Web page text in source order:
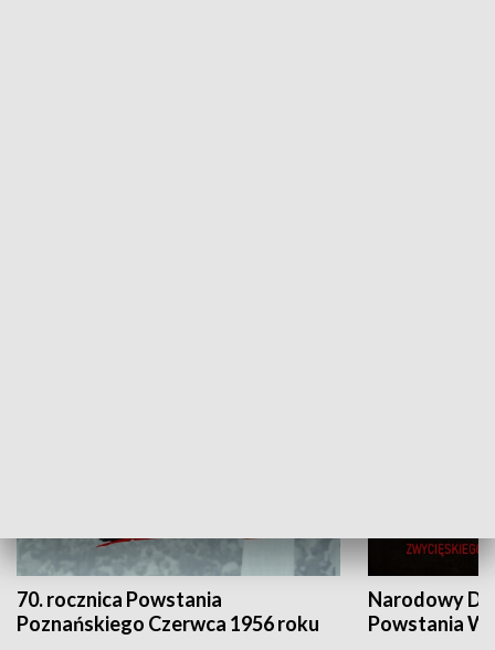
70. rocznica Powstania
Poznańskiego Czerwca 1956 roku
Narodowy
Powstania